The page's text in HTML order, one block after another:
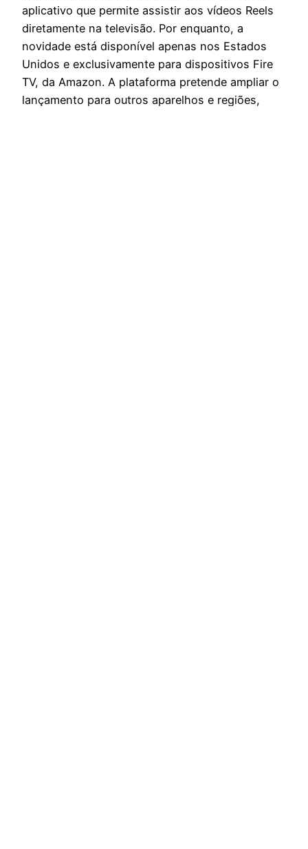
aplicativo que permite assistir aos vídeos Reels
diretamente na televisão. Por enquanto, a
novidade está disponível apenas nos Estados
Unidos e exclusivamente para dispositivos Fire
TV, da Amazon. A plataforma pretende ampliar o
lançamento para outros aparelhos e regiões,